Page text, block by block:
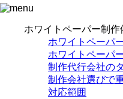
ホワイトペーパー制
ホワイトペーパ
ホワイトペーパ
制作代行会社の
制作会社選びで
対応範囲